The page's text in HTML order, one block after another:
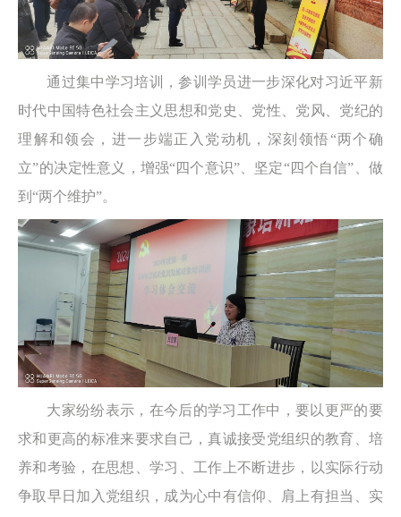
通过集中学习培训，参训学员进一步深化对习近平新
时代中国特色社会主义思想和党史、党性、党风、党纪的
理解和领会，进一步端正入党动机，深刻领悟“两个确
立”的决定性意义，增强“四个意识”、坚定“四个自信”、做
到“两个维护”。
大家纷纷表示，在今后的学习工作中，要以更严的要
求和更高的标准来要求自己，真诚接受党组织的教育、培
养和考验，在思想、学习、工作上不断进步，以实际行动
争取早日加入党组织，成为心中有信仰、肩上有担当、实